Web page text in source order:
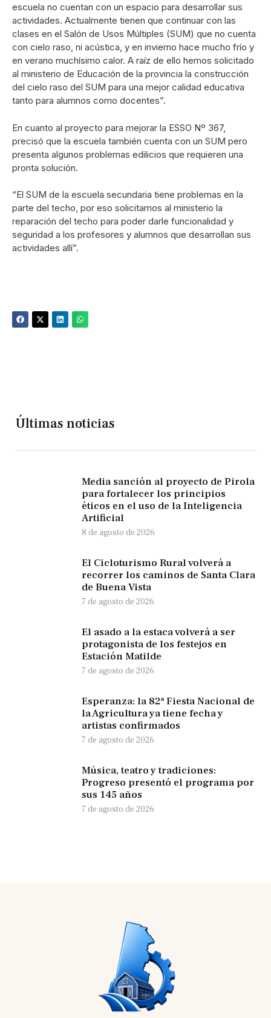
escuela no cuentan con un espacio para desarrollar sus
actividades. Actualmente tienen que continuar con las
clases en el Salón de Usos Múltiples (SUM) que no cuenta
con cielo raso, ni acústica, y en invierno hace mucho frío y
en verano muchísimo calor. A raíz de ello hemos solicitado
al ministerio de Educación de la provincia la construcción
del cielo raso del SUM para una mejor calidad educativa
tanto para alumnos como docentes”.
En cuanto al proyecto para mejorar la ESSO Nº 367,
precisó que la escuela también cuenta con un SUM pero
presenta algunos problemas edilicios que requieren una
pronta solución.
“El SUM de la escuela secundaria tiene problemas en la
parte del techo, por eso solicitamos al ministerio la
reparación del techo para poder darle funcionalidad y
seguridad a los profesores y alumnos que desarrollan sus
actividades allí”.
Últimas noticias
Media sanción al proyecto de Pirola
para fortalecer los principios
éticos en el uso de la Inteligencia
Artificial
8 de agosto de 2026
El Cicloturismo Rural volverá a
recorrer los caminos de Santa Clara
de Buena Vista
7 de agosto de 2026
El asado a la estaca volverá a ser
protagonista de los festejos en
Estación Matilde
7 de agosto de 2026
Esperanza: la 82ª Fiesta Nacional de
la Agricultura ya tiene fecha y
artistas confirmados
7 de agosto de 2026
Música, teatro y tradiciones:
Progreso presentó el programa por
sus 145 años
7 de agosto de 2026